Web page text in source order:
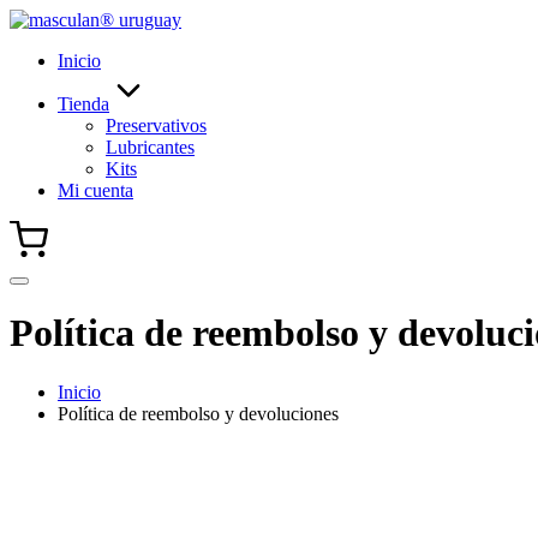
Saltar
contenido
Inicio
Tienda
Preservativos
Lubricantes
Kits
Mi cuenta
Política de reembolso y
Inicio
Política de reembolso y devoluciones